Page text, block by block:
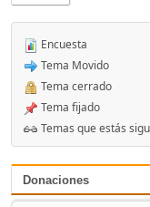
Donaciones
Encuesta
Tema Movido
Tema cerrado
Tema fijado
Temas que estás